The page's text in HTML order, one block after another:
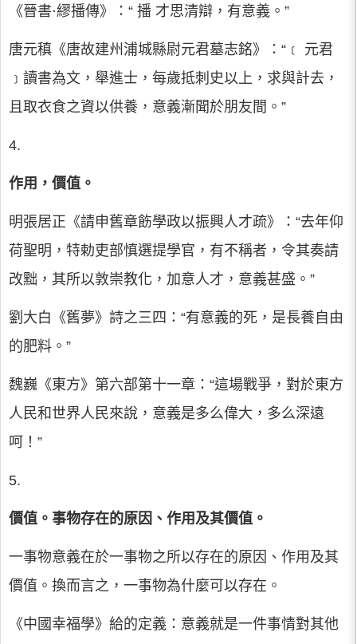
《晉書·繆播傳》：“ 播 才思清辯，有意義。”
唐元稹《唐故建州浦城縣尉元君墓志銘》：“﹝ 元君
﹞讀書為文，舉進士，每歲抵刺史以上，求與計去，
且取衣食之資以供養，意義漸聞於朋友間。”
4.
作用，價值。
明張居正《請申舊章飭學政以振興人才疏》：“去年仰
荷聖明，特勅吏部慎選提學官，有不稱者，令其奏請
改黜，其所以敦崇教化，加意人才，意義甚盛。”
劉大白《舊夢》詩之三四：“有意義的死，是長養自由
的肥料。”
魏巍《東方》第六部第十一章：“這場戰爭，對於東方
人民和世界人民來說，意義是多么偉大，多么深遠
呵！”
5.
價值。事物存在的原因、作用及其價值。
一事物意義在於一事物之所以存在的原因、作用及其
價值。換而言之，一事物為什麼可以存在。
《中國幸福學》給的定義：意義就是一件事情對其他